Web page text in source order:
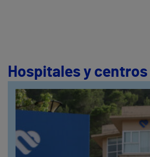
Hospitales y